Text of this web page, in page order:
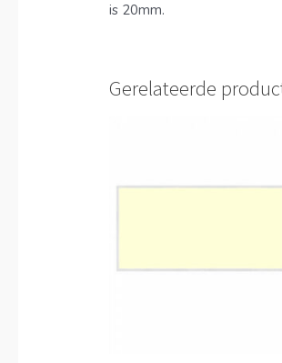
is 20mm.
Gerelateerde